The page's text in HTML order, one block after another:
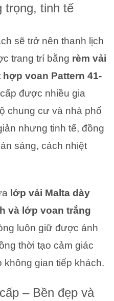
trọng, tinh tế
sẽ trở nên thanh lịch
trang trí bằng rèm vải
hợp voan Pattern 41-
được nhiều gia
chung cư và nhà phố
nhưng tinh tế, đồng
sáng, cách nhiệt
lớp vải Malta dày
và lớp voan trắng
luôn giữ được ánh
thời tạo cảm giác
không gian tiếp khách.
– Bền đẹp và